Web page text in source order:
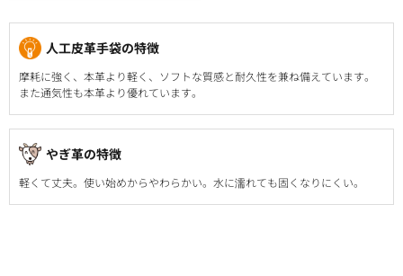
人工皮革手袋の特徴
摩耗に強く、本革より軽く、ソフトな質感と耐久性を兼ね備えています。
また通気性も本革より優れています。
やぎ革の特徴
軽くて丈夫。使い始めからやわらかい。水に濡れても固くなりにくい。